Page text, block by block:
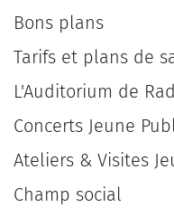
Bons plans
Tarifs et plans de
L'Auditorium de
Concerts Jeune
Ateliers & Visites
Champ social